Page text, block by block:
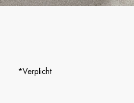
*Verplicht